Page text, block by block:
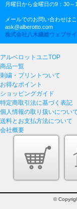
月曜日から金曜日の9：30～
メールでのお問い合わせは
ask@alberotto.com
株式会社八木繊維ウェブサイ
アルベロットユニTOP
商品一覧
刺繍・プリントついて
お得なポイント
ショッピングガイド
特定商取引法に基づく表記
個人情報の取り扱いについ
送料とお支払方法について
会社概要
©